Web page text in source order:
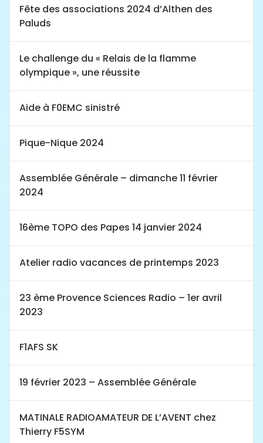
Fête des associations 2024 d’Althen des
Paluds
Le challenge du « Relais de la flamme
olympique », une réussite
Aide à F0EMC sinistré
Pique-Nique 2024
Assemblée Générale – dimanche 11 février
2024
16ème TOPO des Papes 14 janvier 2024
Atelier radio vacances de printemps 2023
23 ème Provence Sciences Radio – 1er avril
2023
F1AFS SK
19 février 2023 – Assemblée Générale
MATINALE RADIOAMATEUR DE L’AVENT chez
Thierry F5SYM